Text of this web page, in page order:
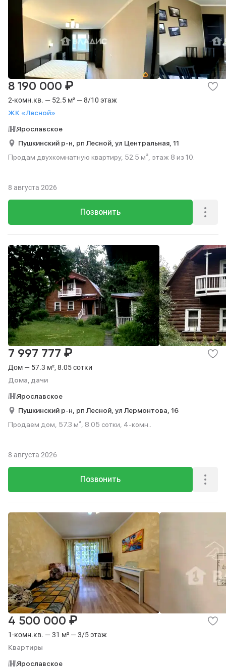
2-комн.кв. — 52.5 м² — 8/10 этаж
ЖК «Лесной»
8 190 000 ₽
Ярославское
Пушкинский р-н, рп Лесной, ул Центральная, 11
Продам двухкомнатную квартиру, 52.5 м², этаж 8 из 10.
Позвонить
8 августа 2026
Дом — 57.3 м², 8.05 сотки
Дома, дачи
7 997 777 ₽
Ярославское
Пушкинский р-н, рп Лесной, ул Лермонтова, 16
Продаем дом, 57.3 м², 8.05 сотки, 4-комн..
Позвонить
8 августа 2026
1-комн.кв. — 31 м² — 3/5 этаж
Квартиры
4 500 000 ₽
Ярославское